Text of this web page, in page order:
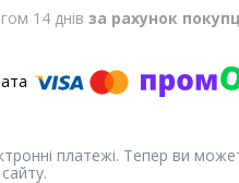
14 днів за рахунок
платежі. Тепер ви